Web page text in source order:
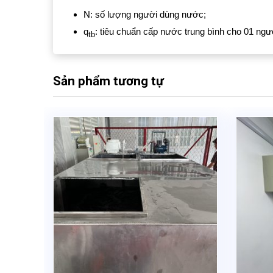
N: số lượng người dùng nước;
qtb: tiêu chuẩn cấp nước trung bình cho 01
Sản phẩm tương tự